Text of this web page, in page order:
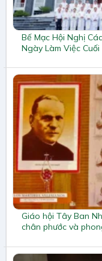
Bế Mạc Hội Nghị
Ngày Làm Việc Cuối
Giáo hội Tây Ban
chân phước và